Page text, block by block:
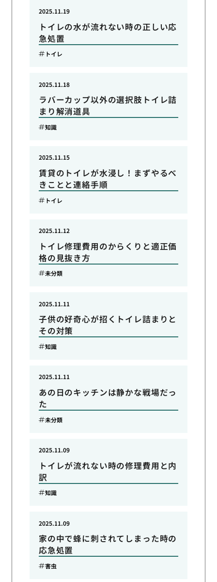
トイレの水が流れない時の正しい応
急処置
2025.11.19
トイレ
ラバーカップ以外の選択肢トイレ詰
まり解消道具
2025.11.18
知識
賃貸のトイレが水浸し！まずやるべ
きことと連絡手順
2025.11.15
トイレ
トイレ修理費用のからくりと適正価
格の見抜き方
2025.11.12
未分類
子供の好奇心が招くトイレ詰まりと
その対策
2025.11.11
知識
あの日のキッチンは静かな戦場だっ
た
2025.11.11
未分類
トイレが流れない時の修理費用と内
訳
2025.11.09
知識
家の中で蜂に刺されてしまった時の
応急処置
2025.11.09
害虫